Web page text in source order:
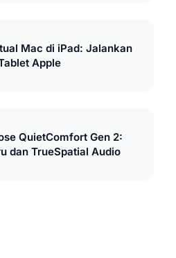
Mac di iPad: Jalankan
Apple
QuietComfort Gen 2:
dan TrueSpatial Audio